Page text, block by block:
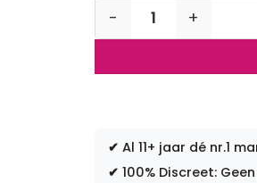
✔ Al 11+ jaar dé nr.1
✔ 100% Discreet: